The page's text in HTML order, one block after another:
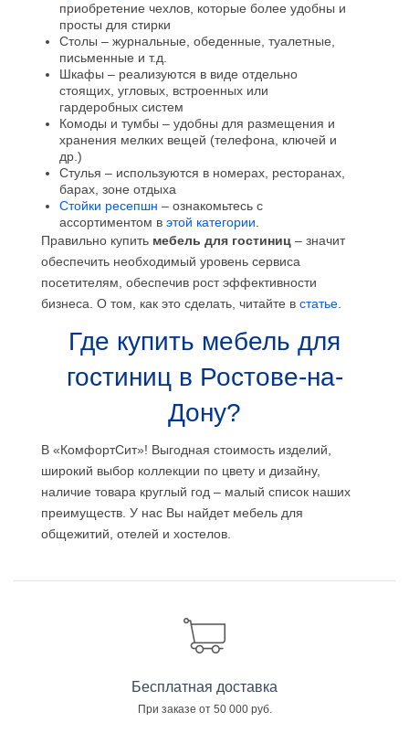
приобретение чехлов, которые более удобны и
просты для стирки
Столы – журнальные, обеденные, туалетные,
письменные и т.д.
Шкафы – реализуются в виде отдельно
стоящих, угловых, встроенных или
гардеробных систем
Комоды и тумбы – удобны для размещения и
хранения мелких вещей (телефона, ключей и
др.)
Стулья – используются в номерах, ресторанах,
барах, зоне отдыха
Стойки ресепшн – ознакомьтесь с
ассортиментом в этой категории
Правильно купить мебель для гостиниц – значит
обеспечить необходимый уровень сервиса
посетителям, обеспечив рост эффективности
бизнеса. О том, как это сделать, читайте в статье
Где купить мебель для
гостиниц в Ростове-на-
Дону?
В «КомфортСит»! Выгодная стоимость изделий,
широкий выбор коллекции по цвету и дизайну,
наличие товара круглый год – малый список наших
преимуществ. У нас Вы найдет мебель для
общежитий, отелей и хостелов.
Бесплатная доставка
При заказе от 50 000 руб.